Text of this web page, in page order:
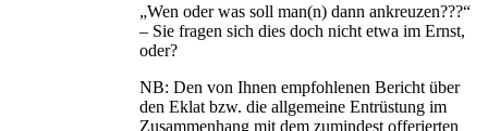
„Wen oder was soll man(n) dann ankreuzen???“
– Sie fragen sich dies doch nicht etwa im Ernst,
oder?
NB: Den von Ihnen empfohlenen Bericht über
den Eklat bzw. die allgemeine Entrüstung im
Zusammenhang mit dem zumindest offerierten